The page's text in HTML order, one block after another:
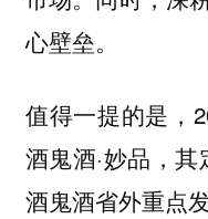
心壁垒。
值得一提的是，
酒鬼酒·妙品，
酒鬼酒省外重点